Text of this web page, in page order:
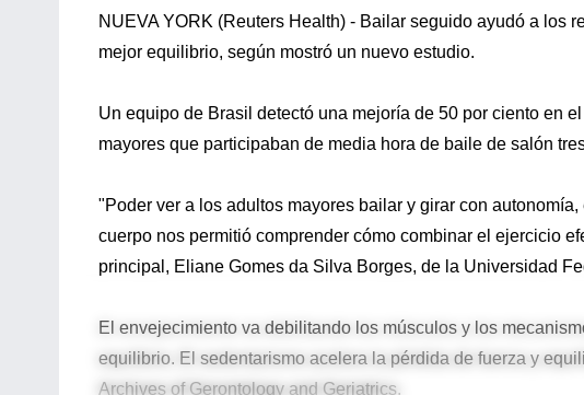
NUEVA YORK (Reuters Health) - Bailar seguido ayudó a los
mejor equilibrio, según mostró un nuevo estudio.
Un equipo de Brasil detectó una mejoría de 50 por ciento en
mayores que participaban de media hora de baile de salón
"Poder ver a los adultos mayores bailar y girar con
cuerpo nos permitió comprender cómo combinar el ejercicio
principal, Eliane Gomes da Silva Borges, de la Universidad
El envejecimiento va debilitando los músculos y los
equilibrio. El sedentarismo acelera la pérdida de fuerza y
Archives of Gerontology and Geriatrics.